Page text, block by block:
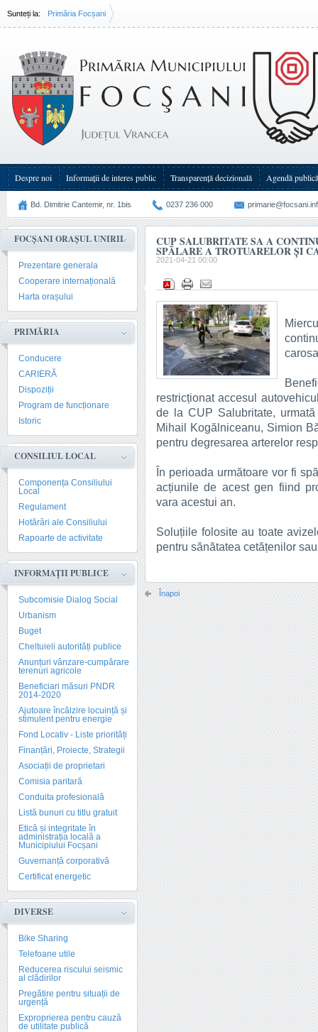
Sunteți la: Primăria Focșani
Despre noi Informații de interes public Transparenţă decizională Agendă publică
Bd. Dimitrie Cantemir, nr. 1bis 0237 236 000
FOCȘANI ORAȘUL UNIRII
Prezentare generala
Cooperare internațională
Harta orașului
PRIMĂRIA
Conducere
CARIERĂ
Dispoziții
Program de funcționare
Istoric
CONSILIUL LOCAL
Componența Consiliului
Local
Regulament
Hotărâri ale Consiliului
Rapoarte de activitate
INFORMAȚII PUBLICE
Subcomisie Dialog Social
Urbanism
Buget
Cheltuieli autorități publice
Anunțuri vânzare-cumpărare
terenuri agricole
Beneficiari măsuri PNDR
2014-2020
Ajutoare încălzire locuință și
stimulent pentru energie
Fond Locativ - Liste priorități
Finanțări, Proiecte, Strategii
Asociații de proprietari
Comisia paritară
Conduita profesională
Listă bunuri cu titlu gratuit
Etică și integritate în
administrația locală a
Municipiului Focșani
Guvernanță corporativă
Certificat energetic
DIVERSE
Bike Sharing
Telefoane utile
Reducerea riscului seismic
al clădirilor
Pregătire pentru situații de
urgență
Exproprierea pentru cauză
de utilitate publică
CUP SALUBRITATE SA A
SPĂLARE A TROTUARELOR ȘI
2021-04-21 00:00
restricționat accesul
de la CUP Salubritate,
Mihail Kogălniceanu, Simion
pentru degresarea arterelor
În perioada următoare vor fi
acțiunile de acest gen fiind
vara acestui an.
Soluțiile folosite au toate
pentru sănătatea cetățenilor
Înapoi